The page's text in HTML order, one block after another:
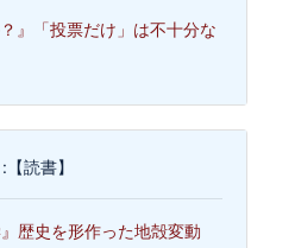
』「投票だけ」は不十分な
読書】
歴史を形作った地殻変動